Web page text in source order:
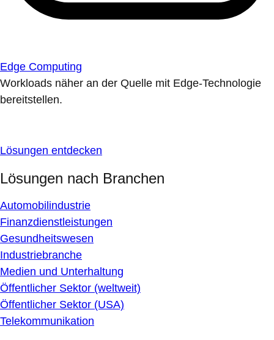
Edge Computing
Workloads näher an der Quelle mit Edge-Technologie
bereitstellen.
Lösungen entdecken
Lösungen nach Branchen
Automobilindustrie
Finanzdienstleistungen
Gesundheitswesen
Industriebranche
Medien und Unterhaltung
Öffentlicher Sektor (weltweit)
Öffentlicher Sektor (USA)
Telekommunikation